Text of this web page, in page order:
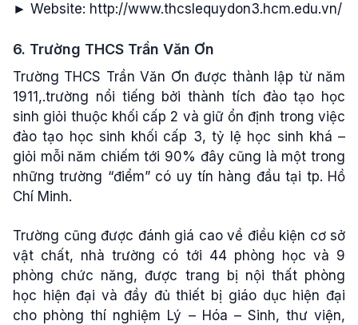
► Website: http://www.thcslequydon3.hcm.edu.vn/
6. Trường THCS Trần Văn Ơn
Trường THCS Trần Văn Ơn được thành lập từ năm
1911,.trường nổi tiếng bởi thành tích đào tạo học
sinh giỏi thuộc khối cấp 2 và giữ ổn định trong việc
đào tạo học sinh khối cấp 3, tỷ lệ học sinh khá –
giỏi mỗi năm chiếm tới 90% đây cũng là một trong
những trường “điểm” có uy tín hàng đầu tại tp. Hồ
Chí Minh.
Trường cũng được đánh giá cao về điều kiện cơ sở
vật chất, nhà trường có tới 44 phòng học và 9
phòng chức năng, được trang bị nội thất phòng
học hiện đại và đầy đủ thiết bị giáo dục hiện đại
cho phòng thí nghiệm Lý – Hóa – Sinh, thư viện,